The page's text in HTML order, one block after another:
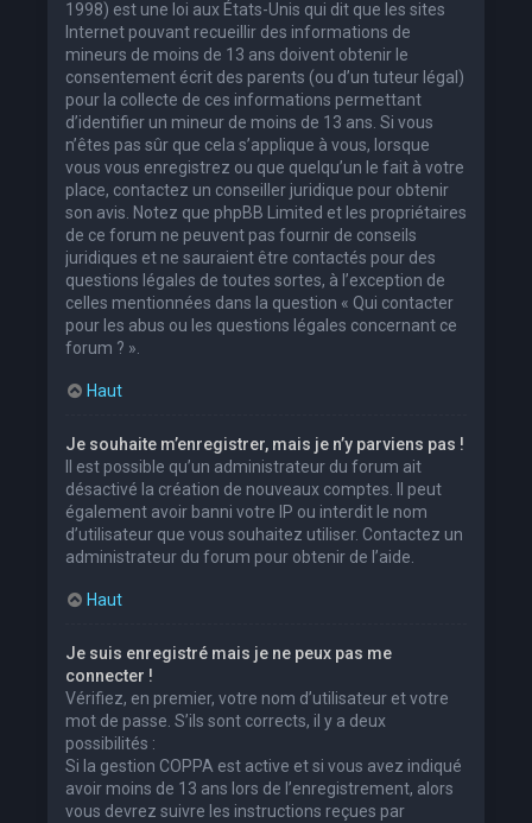
1998) est une loi aux États-Unis qui dit que les sites
Internet pouvant recueillir des informations de
mineurs de moins de 13 ans doivent obtenir le
consentement écrit des parents (ou d’un tuteur légal)
pour la collecte de ces informations permettant
d’identifier un mineur de moins de 13 ans. Si vous
n’êtes pas sûr que cela s’applique à vous, lorsque
vous vous enregistrez ou que quelqu’un le fait à votre
place, contactez un conseiller juridique pour obtenir
son avis. Notez que phpBB Limited et les propriétaires
de ce forum ne peuvent pas fournir de conseils
juridiques et ne sauraient être contactés pour des
questions légales de toutes sortes, à l’exception de
celles mentionnées dans la question « Qui contacter
pour les abus ou les questions légales concernant ce
forum ? ».
Haut
Je souhaite m’enregistrer, mais je n’y parviens pas !
Il est possible qu’un administrateur du forum ait
désactivé la création de nouveaux comptes. Il peut
également avoir banni votre IP ou interdit le nom
d’utilisateur que vous souhaitez utiliser. Contactez un
administrateur du forum pour obtenir de l’aide.
Haut
Je suis enregistré mais je ne peux pas me
connecter !
Vérifiez, en premier, votre nom d’utilisateur et votre
mot de passe. S’ils sont corrects, il y a deux
possibilités :
Si la gestion COPPA est active et si vous avez indiqué
avoir moins de 13 ans lors de l’enregistrement, alors
vous devrez suivre les instructions reçues par